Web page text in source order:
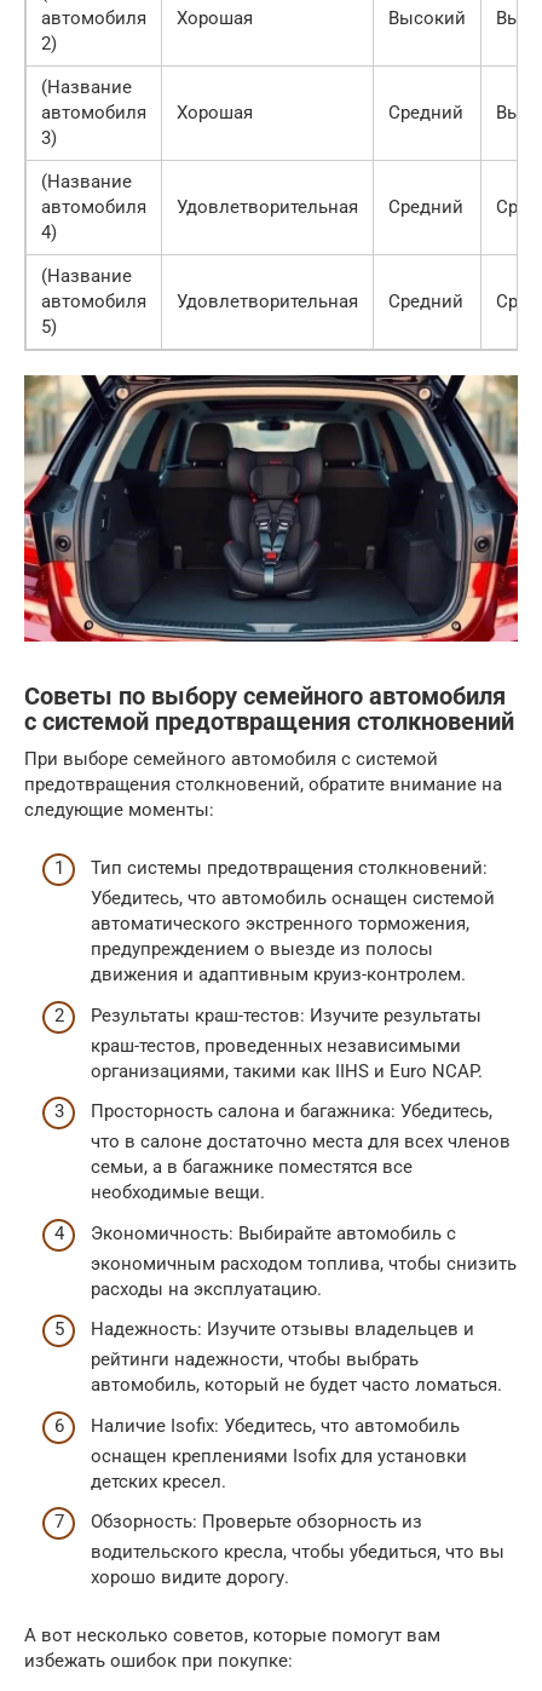
автомобиля
2)
Хорошая Высокий
(Название
автомобиля
3)
Хорошая Средний
(Название
автомобиля
4)
Удовлетворительная Средний
(Название
автомобиля
5)
Удовлетворительная Средний
Советы по выбору семейного автомобиля
с системой предотвращения столкновений
При выборе семейного автомобиля с системой
предотвращения столкновений, обратите внимание на
следующие моменты:
Тип системы предотвращения столкновений:
Убедитесь, что автомобиль оснащен системой
автоматического экстренного торможения,
предупреждением о выезде из полосы
движения и адаптивным круиз-контролем.
Результаты краш-тестов: Изучите результаты
краш-тестов, проведенных независимыми
организациями, такими как IIHS и Euro NCAP.
Просторность салона и багажника: Убедитесь,
что в салоне достаточно места для всех членов
семьи, а в багажнике поместятся все
необходимые вещи.
Экономичность: Выбирайте автомобиль с
экономичным расходом топлива, чтобы снизить
расходы на эксплуатацию.
Надежность: Изучите отзывы владельцев и
рейтинги надежности, чтобы выбрать
автомобиль, который не будет часто ломаться.
Наличие Isofix: Убедитесь, что автомобиль
оснащен креплениями Isofix для установки
детских кресел.
Обзорность: Проверьте обзорность из
водительского кресла, чтобы убедиться, что вы
хорошо видите дорогу.
А вот несколько советов, которые помогут вам
избежать ошибок при покупке: